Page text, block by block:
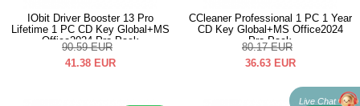
IObit Driver Booster 13 Pro
Lifetime 1 PC CD Key Global+MS
Office2024 Pro Pack
90.59 EUR
41.38 EUR
CCleaner Professional 1 PC 1 Year
CD Key Global+MS Office2024
Pro Pack
80.17 EUR
36.63 EUR
Live Chat